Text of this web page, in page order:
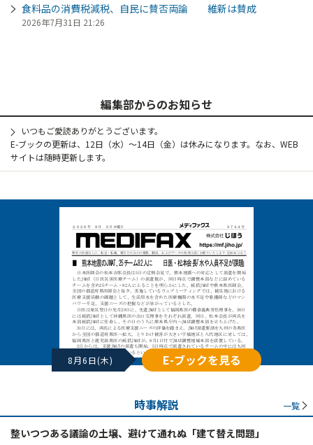
食料品の消費税減税、自民に賛否両論 維新は賛成
2026年7月31日 21:26
編集部からのお知らせ
いつもご愛読ありがとうございます。
E-ブックの更新は、12日（水）～14日（金）は休みになります。なお、WEB
サイトは随時更新します。
8月6日(木) E-ブックを見る
時事解説 一覧
整いつつある議論の土壌、避けて通れぬ「建て替え問題」